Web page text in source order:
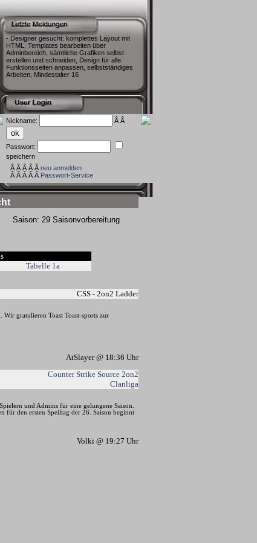
- Designer gesucht: komplettes Layout mit
HTML, Templates bearbeiten über
Adminbereich, sämtliche Grafiken selbst
erstellen und schneiden, Design für alle
Funktionsseiten anpassen, selbstständiges
Arbeiten, Mindestalter 16
Nickname: Â Â
Passwort:
speichern
Â Â Â Â Â neu anmelden
Â Â Â Â Â Passwort-Service
Saison: 29 Saisonvorbereitung
Tabelle 1a
CSS - 2on2 Ladder
Wir gratulieren Toast Toast-sports zur
AtSlayer @ 18:36 Uhr
Counter Strike Source 2on2
Clanliga
und Admins für eine gelungene Saison.
für den ersten Speiltag der 26. Saison beginnt
Volki @ 19:27 Uhr